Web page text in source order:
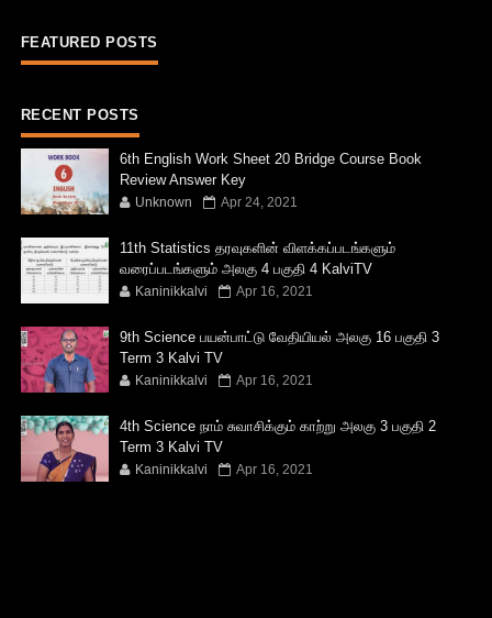
FEATURED POSTS
RECENT POSTS
6th English Work Sheet 20 Bridge Course Book
Review Answer Key
Unknown Apr 24, 2021
11th Statistics தரவுகளின் விளக்கப்படங்களும்
வரைப்படங்களும் அலகு 4 பகுதி 4 KalviTV
Kaninikkalvi Apr 16, 2021
9th Science பயன்பாட்டு வேதியியல் அலகு 16 பகுதி 3
Term 3 Kalvi TV
Kaninikkalvi Apr 16, 2021
4th Science நாம் சுவாசிக்கும் காற்று அலகு 3 பகுதி 2
Term 3 Kalvi TV
Kaninikkalvi Apr 16, 2021